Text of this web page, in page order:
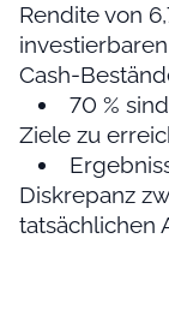
Rendite von
Cash-
70 %
Ziele zu
Diskrepanz
tatsächlichen